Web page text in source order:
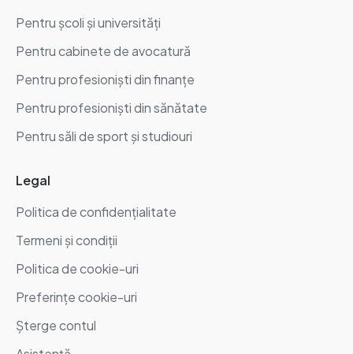
Pentru școli și universități
Pentru cabinete de avocatură
Pentru profesioniști din finanțe
Pentru profesioniști din sănătate
Pentru săli de sport și studiouri
Legal
Politica de confidențialitate
Termeni și condiții
Politica de cookie-uri
Preferințe cookie-uri
Șterge contul